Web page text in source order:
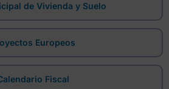
de Vivienda y Suelo
Europeos
Fiscal